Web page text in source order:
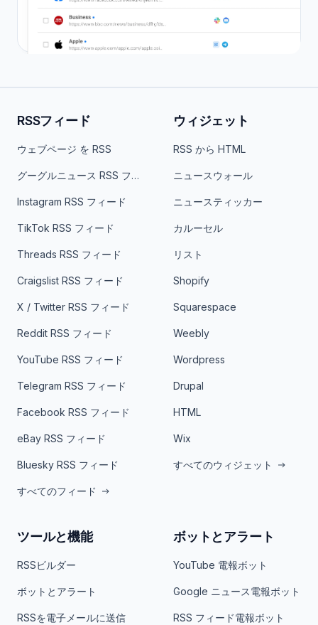
RSSフィード
ウェブページ を RSS
グーグルニュース RSS フィード
Instagram RSS フィード
TikTok RSS フィード
Threads RSS フィード
Craigslist RSS フィード
X / Twitter RSS フィード
Reddit RSS フィード
YouTube RSS フィード
Telegram RSS フィード
Facebook RSS フィード
eBay RSS フィード
Bluesky RSS フィード
すべてのフィード
ウィジェット
RSS から HTML
ニュースウォール
ニュースティッカー
カルーセル
リスト
Shopify
Squarespace
Weebly
Wordpress
Drupal
HTML
Wix
すべてのウィジェット
ツールと機能
RSSビルダー
ボットとアラート
RSSを電子メールに送信
ボットとアラート
YouTube 電報ボット
Google ニュース電報ボット
RSS フィード電報ボット